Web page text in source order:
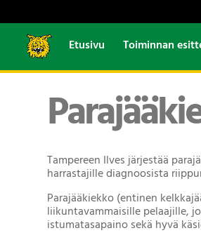
Etusivu Toiminnan
Tampereen Ilves järjestää
harrastajille diagnoosista
Parajääkiekko (entinen
liikuntavammaisille pelaajille,
istumatasapaino sekä hyvä